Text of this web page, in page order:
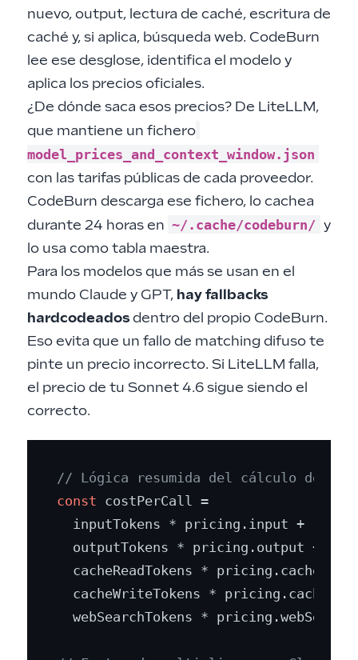
nuevo, output, lectura de caché, escritura de
caché y, si aplica, búsqueda web. CodeBurn
lee ese desglose, identifica el modelo y
aplica los precios oficiales.
¿De dónde saca esos precios? De LiteLLM,
que mantiene un fichero
model_prices_and_context_window.json
con las tarifas públicas de cada proveedor.
CodeBurn descarga ese fichero, lo cachea
durante 24 horas en ~/.cache/codeburn/ y
lo usa como tabla maestra.
Para los modelos que más se usan en el
mundo Claude y GPT, hay fallbacks
hardcodeadosdentro del propio CodeBurn.
Eso evita que un fallo de matching difuso te
pinte un precio incorrecto. Si LiteLLM falla,
el precio de tu Sonnet 4.6 sigue siendo el
correcto.
// Lógica resumida del cálculo de
const costPerCall =
  inputTokens * pricing.
input +
  outputTokens * pricing.
output +
  cacheReadTokens * pricing.
cacheRead
  cacheWriteTokens * pricing.
  webSearchTokens * pricing.
webSearch